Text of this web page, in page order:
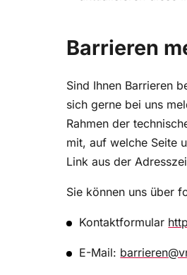
Barrieren
Sind Ihnen Barrieren
sich gerne bei uns
Rahmen der
mit, auf welche Seite
Link aus der
Sie können uns über
Kontaktformular
E-Mail: